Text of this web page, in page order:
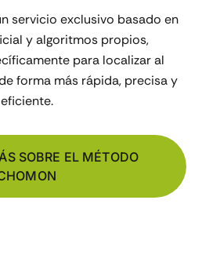
servicio exclusivo basado en
y algoritmos propios,
para localizar al
forma más rápida, precisa y
eficiente.
SOBRE EL MÉTODO